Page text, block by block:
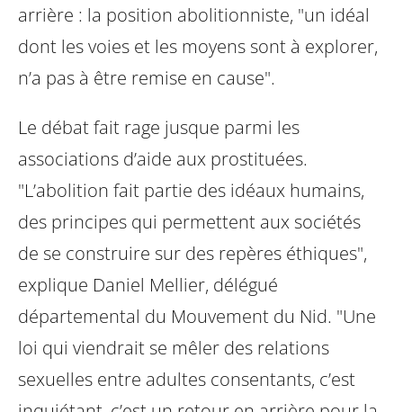
arrière : la position abolitionniste, "un idéal
dont les voies et les moyens sont à explorer,
n’a pas à être remise en cause".
Le débat fait rage jusque parmi les
associations d’aide aux prostituées.
"L’abolition fait partie des idéaux humains,
des principes qui permettent aux sociétés
de se construire sur des repères éthiques",
explique Daniel Mellier, délégué
départemental du Mouvement du Nid. "Une
loi qui viendrait se mêler des relations
sexuelles entre adultes consentants, c’est